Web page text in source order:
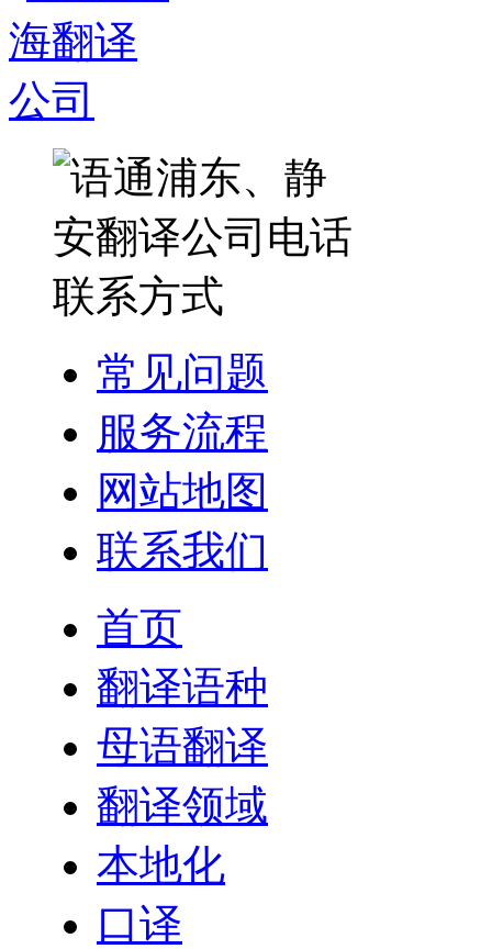
常见问题
服务流程
网站地图
联系我们
首页
翻译语种
母语翻译
翻译领域
本地化
口译